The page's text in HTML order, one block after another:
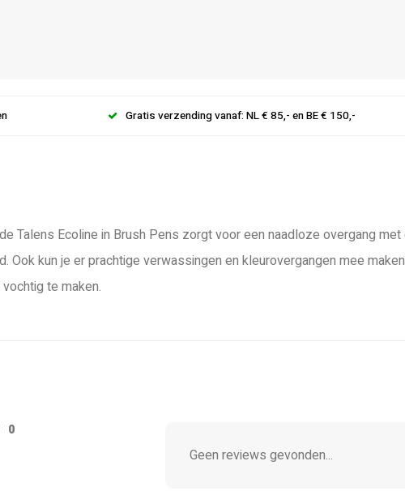
Gratis verzending vanaf: NL € 85,- en BE € 150,-
Talens Ecoline in Brush Pens zorgt voor een naadloze overgang
Ook kun je er prachtige verwassingen en kleurovergangen mee
te maken.
0
Geen reviews gevonden...